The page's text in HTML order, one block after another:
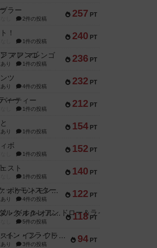
257 PT
ラー
2件の投稿
240 PT
！
1件の投稿
236 PT
フ ア マレンゴ
り 1件の投稿
232 PT
ツ
り 4件の投稿
212 PT
ーティー
1件の投稿
154 PT
り 1件の投稿
152 PT
ボ
1件の投稿
140 PT
スト
1件の投稿
122 PT
ドブル：ポケットモンスター
り 4件の投稿
118 PT
ジャンヌ・ダルク-オルレアン ドロー＆ライト
5件の投稿
94 PT
ファースト・イン・フライト
り 3件の投稿